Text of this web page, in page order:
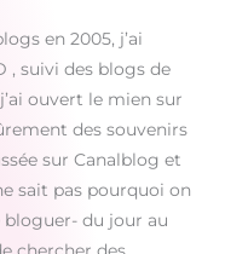
en 2005, j’ai
, suivi des blogs de
ouvert le mien sur
des souvenirs
sur Canalblog et
sait pas pourquoi on
bloguer- du jour au